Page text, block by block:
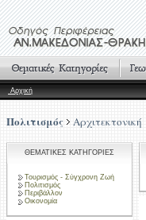
Αρχική
Πολιτισμός Αρχιτεκτονική
ΘΕΜΑΤΙΚΕΣ ΚΑΤΗΓΟΡΙΕΣ
Τουρισμός - Σύγχρονη Ζωή
Πολιτισμός
Περιβάλλον
Οικονομία